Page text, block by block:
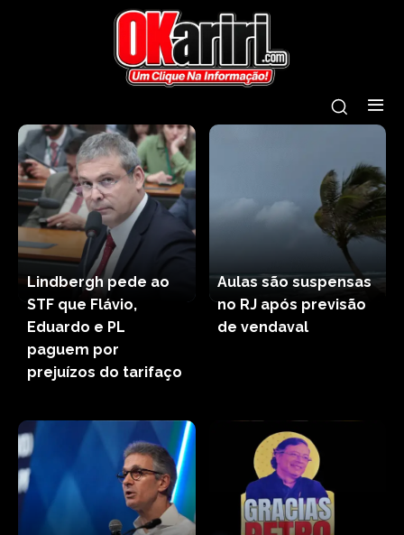
Lindbergh pede ao
STF que Flávio,
Eduardo e PL
paguem por
prejuízos do tarifaço
Aulas são suspensas
no RJ após previsão
de vendaval